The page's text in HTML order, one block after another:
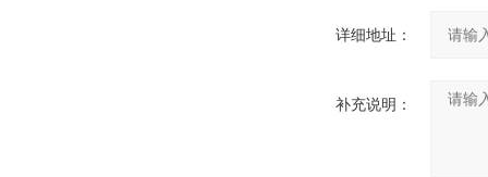
详细地址：
补充说明：